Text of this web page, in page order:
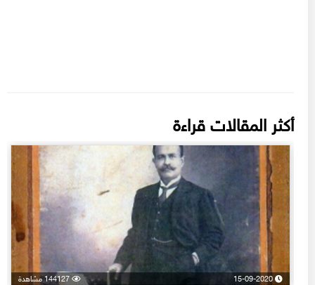
أكثر المقالات قراءة
15-09-2020 144127 مشاهدة